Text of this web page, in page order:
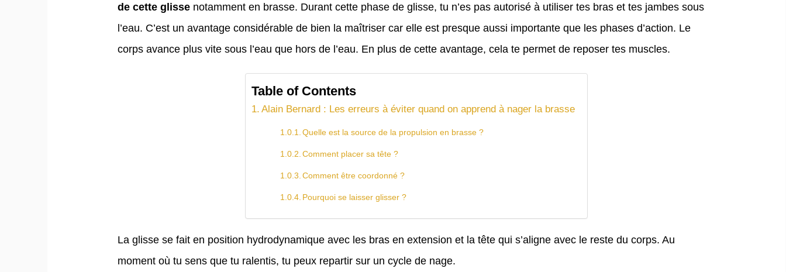
de cette glisse notamment en brasse. Durant cette phase de glisse, tu n’es pas autorisé à utiliser tes bras et tes jambes sous
l’eau. C’est un avantage considérable de bien la maîtriser car elle est presque aussi importante que les phases d’action. Le
corps avance plus vite sous l’eau que hors de l’eau. En plus de cette avantage, cela te permet de reposer tes muscles.
Table of Contents
Alain Bernard : Les erreurs à éviter quand on apprend à nager la brasse
Quelle est la source de la propulsion en brasse ?
Comment placer sa tête ?
​Comment être coordonné ?
​Pourquoi se laisser glisser ?
La glisse se fait en position hydrodynamique avec les bras en extension et la tête qui s’aligne avec le reste du corps. Au
moment où tu sens que tu ralentis, tu peux repartir sur un cycle de nage.